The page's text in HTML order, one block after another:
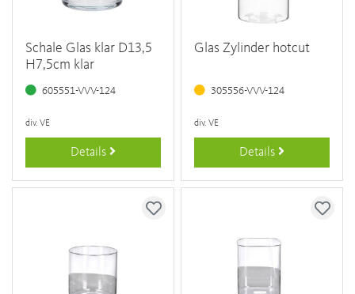
Schale Glas klar D13,5
H7,5cm klar
605551-VVV-124
div. VE
Details
Glas Zylinder hotcut
305556-VVV-124
div. VE
Details